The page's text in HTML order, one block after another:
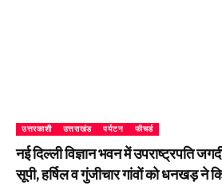
उत्तरकाशी उत्तराखंड पर्यटन फीचर्ड
नई दिल्ली विज्ञान भवन में उपराष्ट्रपति
सूपी, हर्षिल व गुंजीचार गांवों को धनखड़ ने